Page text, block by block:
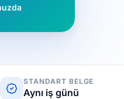
STANDART BELGE
Aynı iş günü